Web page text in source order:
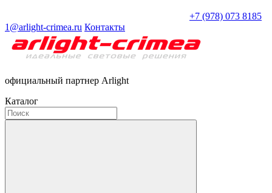
+7 (978) 073 8185
1@arlight-crimea.ru Контакты
официальный партнер Arlight
Каталог